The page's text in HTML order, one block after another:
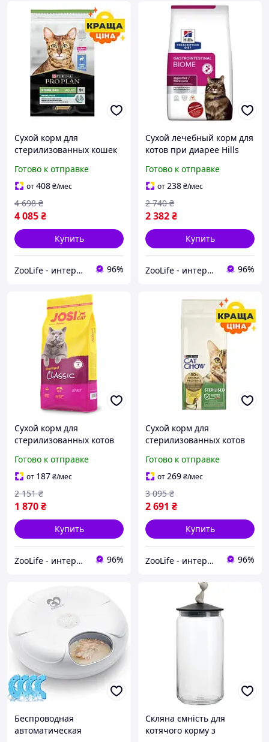
Сухой корм для
стерилизованных кошек
Кошачий корм Про План
с кроликом 10 кг.
Готово к отправке
от408₴/мес
4 085₴
4 698 ₴
Купить
ZooLife - интернет-магазин товаров для животных 96%
Сухой лечебный корм для
котов при диарее Hills
Gastrointestinal Biome
Кошачий корм 3
Готово к отправке
от238₴/мес
2 382₴
2 740 ₴
Купить
ZooLife - интернет-магазин товаров для животных 96%
Сухой корм для
стерилизованных котов
мясом домашней птицы
10 kg Кошачий корм
Готово к отправке
от 187₴/мес
1 870₴
2 151 ₴
Купить
ZooLife - интернет-магазин товаров для животных 96%
Сухой корм для
стерилизованных котов
Кошачий корм Пурина с
курицей 15 кг.
Готово к отправке
от269₴/мес
2 691 ₴
3 095 ₴
Купить
ZooLife - интернет-магазин товаров для животных 96%
Беспроводная
автоматическая
Скляна ємність для
котячого корму з